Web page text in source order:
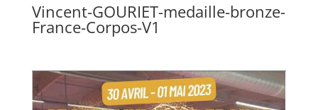
Vincent-GOURIET-medaille-bronze-
France-Corpos-V1